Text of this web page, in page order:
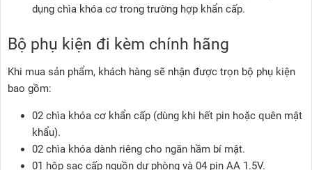
dụng chìa khóa cơ trong trường hợp khẩn cấp.
Bộ phụ kiện đi kèm chính hãng
Khi mua sản phẩm, khách hàng sẽ nhận được trọn bộ phụ kiện
bao gồm:
02 chìa khóa cơ khẩn cấp (dùng khi hết pin hoặc quên mật
khẩu).
02 chìa khóa dành riêng cho ngăn hầm bí mật.
01 hộp sạc cấp nguồn dự phòng và 04 pin AA 1.5V.